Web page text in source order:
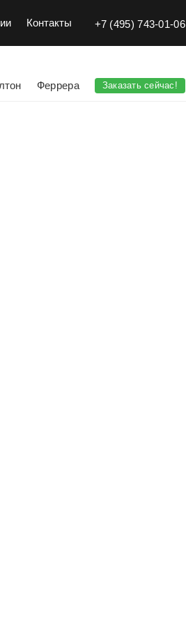
+7 (495) 743-01-06
Контакты
Феррера Заказать сейчас!